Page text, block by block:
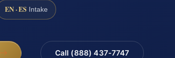
EN · ES Intake
Call (888) 437-7747